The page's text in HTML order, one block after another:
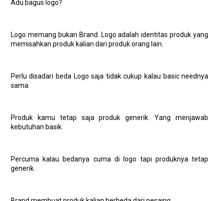
Adu bagus logo?
Logo memang bukan Brand. Logo adalah identitas produk yang
memisahkan produk kalian dari produk orang lain.
Perlu disadari beda Logo saja tidak cukup kalau basic neednya
sama.
Produk kamu tetap saja produk generik. Yang menjawab
kebutuhan basik.
Percuma kalau bedanya cuma di logo tapi produknya tetap
generik.